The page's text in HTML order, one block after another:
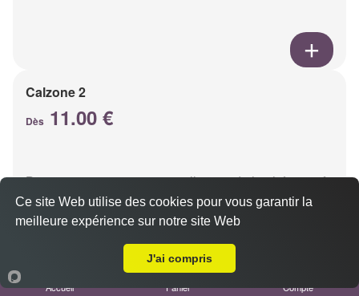
Calzone 2
Dès 11.00 €
Base sauce tomate, mozzarella, viande hachée, oeuf
Accueil Panier Compte
Ce site Web utilise des cookies pour vous garantir la
meilleure expérience sur notre site Web
J'ai compris